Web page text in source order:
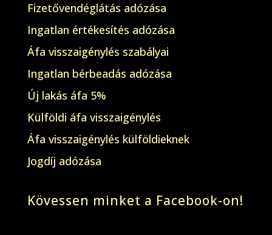
Fizetővendéglátás adózása
Ingatlan értékesítés adózása
Áfa visszaigénylés szabályai
Ingatlan bérbeadás adózása
Új lakás áfa 5%
Külföldi áfa visszaigénylés
Áfa visszaigénylés külföldieknek
Jogdíj adózása
Kövessen minket a Facebook-on!